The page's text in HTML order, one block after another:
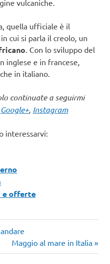
vulcaniche.
quella ufficiale è il
cui si parla il creolo, un
. Con lo sviluppo del
inglese e in francese,
in italiano.
continuate a seguirmi
Google+, Instagram
interessarvi:
e offerte
Articolo
successivo:
Maggio al mare in Italia